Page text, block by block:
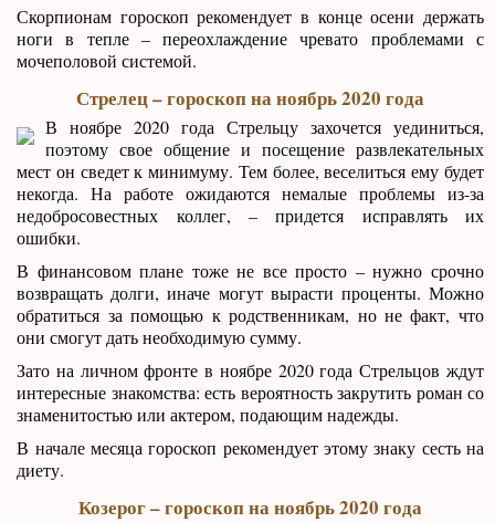
Скорпионам гороскоп рекомендует в конце осени держать
ноги в тепле – переохлаждение чревато проблемами с
мочеполовой системой.
Стрелец – гороскоп на ноябрь 2020 года
В ноябре 2020 года Стрельцу захочется уединиться,
поэтому свое общение и посещение развлекательных
мест он сведет к минимуму. Тем более, веселиться ему будет
некогда. На работе ожидаются немалые проблемы из-за
недобросовестных коллег, – придется исправлять их
ошибки.
В финансовом плане тоже не все просто – нужно срочно
возвращать долги, иначе могут вырасти проценты. Можно
обратиться за помощью к родственникам, но не факт, что
они смогут дать необходимую сумму.
Зато на личном фронте в ноябре 2020 года Стрельцов ждут
интересные знакомства: есть вероятность закрутить роман со
знаменитостью или актером, подающим надежды.
В начале месяца гороскоп рекомендует этому знаку сесть на
диету.
Козерог – гороскоп на ноябрь 2020 года